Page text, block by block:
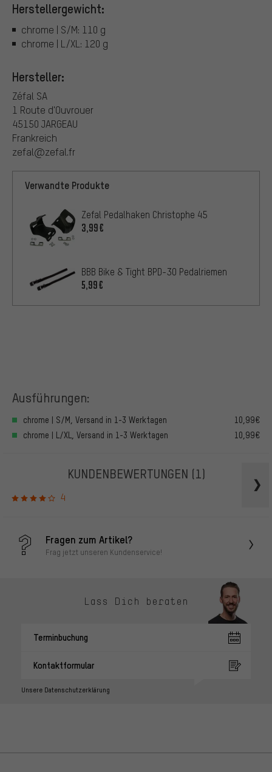
Herstellergewicht:
chrome | S/M: 110 g
chrome | L/XL: 120 g
Hersteller:
Zéfal SA
1 Route d'Ouvrouer
45150 JARGEAU
Frankreich
zefal@zefal.fr
Verwandte Produkte
Zefal Pedalhaken Christophe 45
3,99€
BBB Bike & Tight BPD-30 Pedalriemen
5,99€
Ausführungen:
chrome | S/M, Versand in 1-3 Werktagen
10,99€
chrome | L/XL, Versand in 1-3 Werktagen
10,99€
KUNDENBEWERTUNGEN (1)
4
Fragen zum Artikel?
Frag jetzt unseren Kundenservice!
Lass Dich beraten
Terminbuchung
Kontaktformular
Unsere Datenschutzerklärung